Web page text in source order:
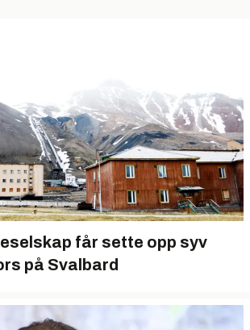
får sette opp syv
på Svalbard